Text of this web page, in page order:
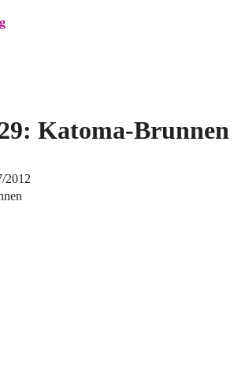
Katoma-Brunnen
2012